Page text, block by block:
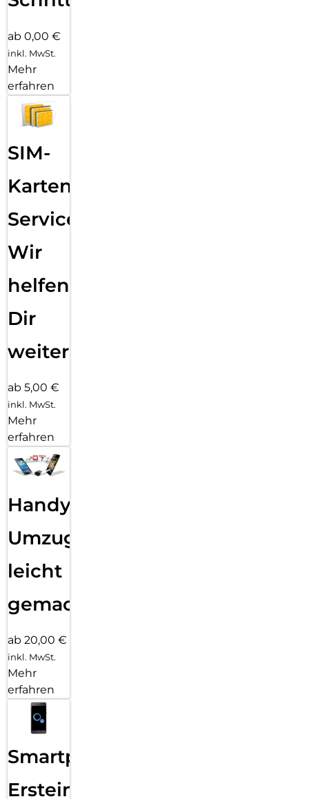
ab 0,00 €
inkl. MwSt.
Mehr
erfahren
SIM-
Karten
Service:
Wir
helfen
Dir
weiter
ab 5,00 €
inkl. MwSt.
Mehr
erfahren
Handy
Umzug
leicht
gemacht!
ab 20,00 €
inkl. MwSt.
Mehr
erfahren
Smartphone
Ersteinrichtung